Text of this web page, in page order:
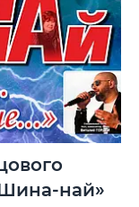
най»